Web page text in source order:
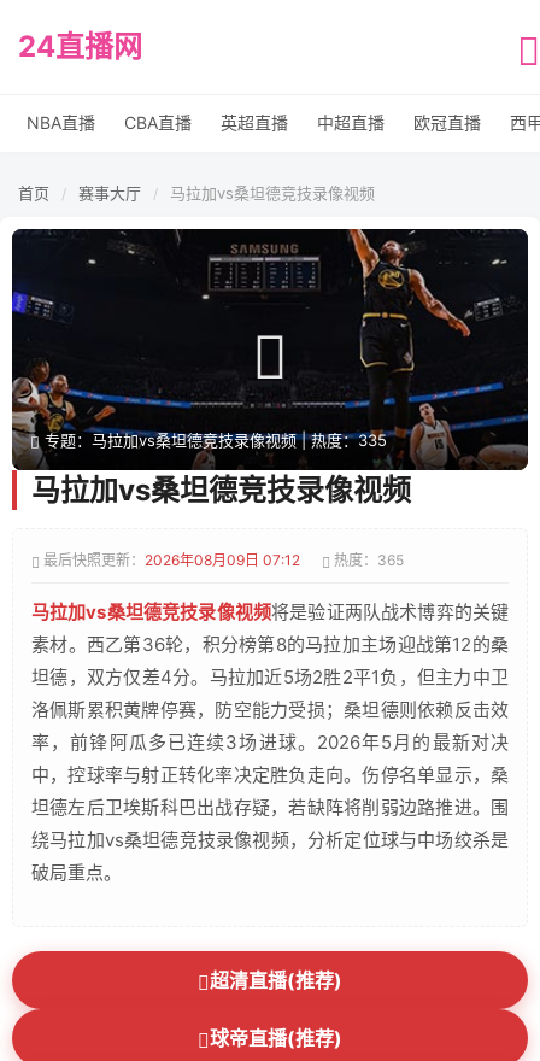
24直播网
NBA直播 CBA直播 英超直播 中超直播 欧冠直播 西
首页 / 赛事大厅 / 马拉加vs桑坦德竞技录像视频
专题：马拉加vs桑坦德竞技录像视频 | 热度：335
马拉加vs桑坦德竞技录像视频
最后快照更新： 2026年08月09日 07:12 热度：365
马拉加vs桑坦德竞技录像视频将是验证两队战术博弈的关键
素材。西乙第36轮，积分榜第8的马拉加主场迎战第12的桑
坦德，双方仅差4分。马拉加近5场2胜2平1负，但主力中卫
洛佩斯累积黄牌停赛，防空能力受损；桑坦德则依赖反击效
率，前锋阿瓜多已连续3场进球。2026年5月的最新对决
中，控球率与射正转化率决定胜负走向。伤停名单显示，桑
坦德左后卫埃斯科巴出战存疑，若缺阵将削弱边路推进。围
绕马拉加vs桑坦德竞技录像视频，分析定位球与中场绞杀是
破局重点。
超清直播(推荐)
球帝直播(推荐)